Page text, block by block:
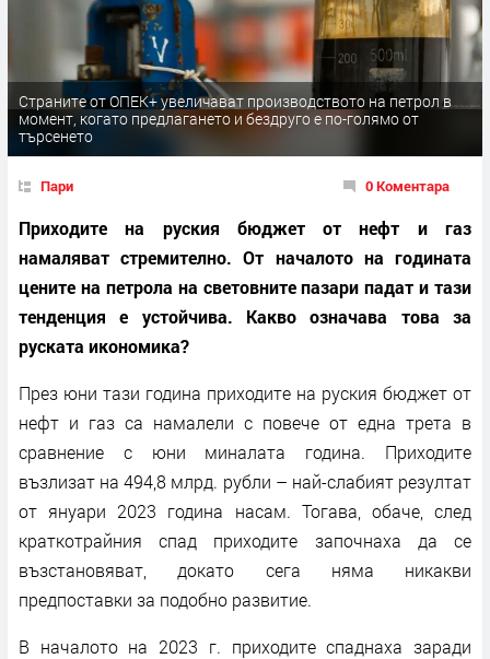
Страните от ОПЕК+ увеличават производството на петрол в
момент, когато предлагането и бездруго е по-голямо от
търсенето
Пари 0 Коментара
Приходите на руския бюджет от нефт и газ
намаляват стремително. От началото на годината
цените на петрола на световните пазари падат и тази
тенденция е устойчива. Какво означава това за
руската икономика?
През юни тази година приходите на руския бюджет от
нефт и газ са намалели с повече от една трета в
сравнение с юни миналата година. Приходите
възлизат на 494,8 млрд. рубли – най-слабият резултат
от януари 2023 година насам. Тогава, обаче, след
краткотрайния спад приходите започнаха да се
възстановяват, докато сега няма никакви
предпоставки за подобно развитие.
В началото на 2023 г. приходите спаднаха заради